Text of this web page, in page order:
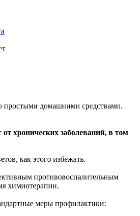
простыми домашними средствами.
хронических заболеваний, в том
как этого избежать.
противовоспалительным
химиотерапии.
меры профилактики: